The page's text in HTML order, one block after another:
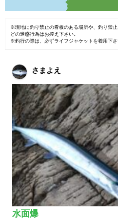
※現地に釣り禁止の看板のある場所や、釣り禁
どの迷惑行為はお控え下さい。
※釣行の際は、必ずライフジャケットを着用下さ
さまよえ
水面爆